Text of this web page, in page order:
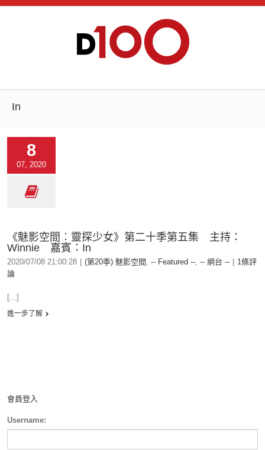
In
8
07, 2020
《魅影空間︰靈探少女》第二十季第五集 主持：
Winnie 嘉賓：In
2020/07/08 21:00:28 (第20季) 魅影空間 , -- Featured --, -- 網台 --
1條評
論
[...]
進一步了解
會員登入
Username: